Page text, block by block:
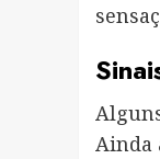
Ainda